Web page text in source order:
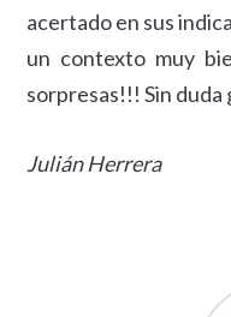
acertado en sus
un contexto muy
sorpresas!!! Sin duda
Julián Herrera